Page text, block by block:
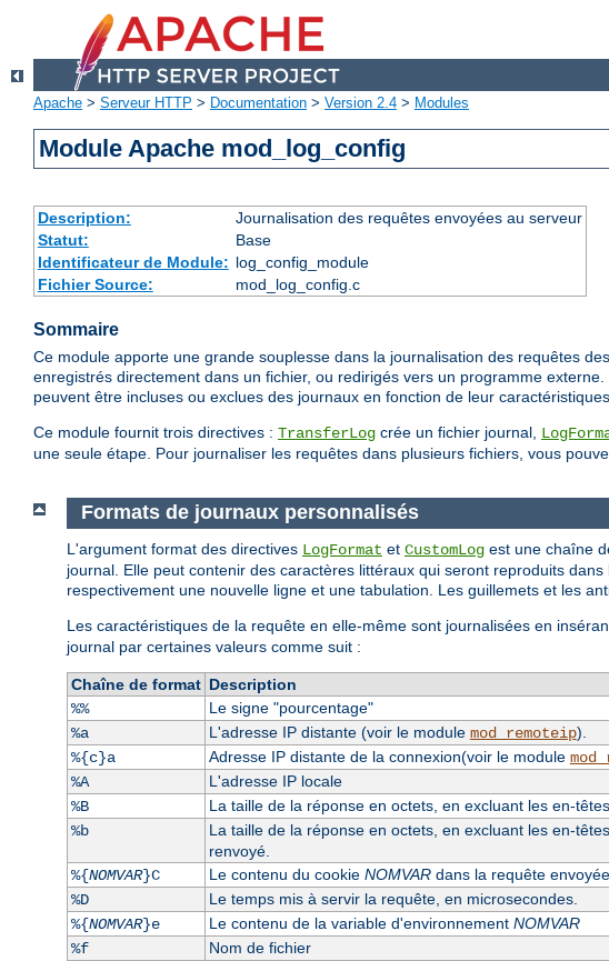
Apache > Serveur HTTP > Documentation > Version 2.4 > Modules
Module Apache mod_log_config
Description:
Journalisation des requêtes envoyées au serveur
Statut:
Base
Identificateur de Module: log_config_module
Fichier Source:
mod_log_config.c
Sommaire
Ce module apporte une grande souplesse dans la journalisation des requêtes
enregistrés directement dans un fichier, ou redirigés vers un programme
peuvent être incluses ou exclues des journaux en fonction de leur
Ce module fournit trois directives : TransferLog crée un fichier journal,
une seule étape. Pour journaliser les requêtes dans plusieurs fichiers, vous
Formats de journaux personnalisés
L'argument format des directives LogFormat et CustomLog est une chaîne
journal. Elle peut contenir des caractères littéraux qui seront reproduits
respectivement une nouvelle ligne et une tabulation. Les guillemets et les
Les caractéristiques de la requête en elle-même sont journalisées en
journal par certaines valeurs comme suit :
Chaîne de format Description
%%
Le signe "pourcentage"
%a
L'adresse IP distante (voir le module mod_remoteip).
%{c}a
Adresse IP distante de la connexion(voir le module
%A
L'adresse IP locale
%B
La taille de la réponse en octets, en excluant les en-
%b
La taille de la réponse en octets, en excluant les en-
renvoyé.
%{NOMVAR}C Le contenu du cookie NOMVARdans la requête
%D
Le temps mis à servir la requête, en microsecondes.
%{NOMVAR}e Le contenu de la variable d'environnement NOMVAR
%f
Nom de fichier